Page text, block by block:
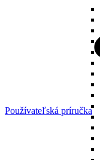
Používateľská príručka